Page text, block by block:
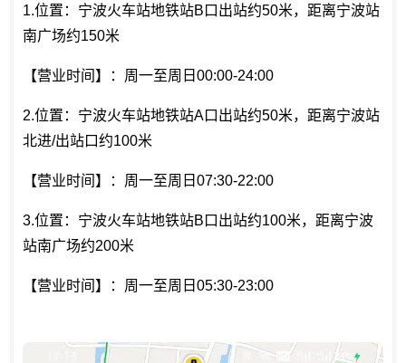
1.位置：宁波火车站地铁站B口出站约50米，距离宁波站
南广场约150米
【营业时间】：周一至周日00:00-24:00
2.位置：宁波火车站地铁站A口出站约50米，距离宁波站
北进/出站口约100米
【营业时间】：周一至周日07:30-22:00
3.位置：宁波火车站地铁站B口出站约100米，距离宁波
站南广场约200米
【营业时间】：周一至周日05:30-23:00